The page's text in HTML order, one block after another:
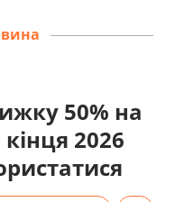
50% на
2026